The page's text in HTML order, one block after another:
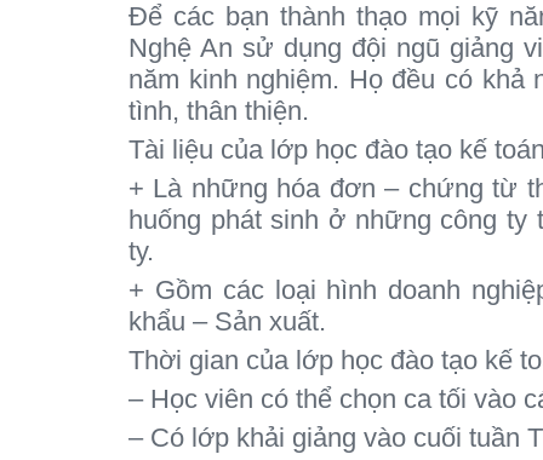
Để các bạn thành thạo mọi kỹ
Nghệ An sử dụng đội ngũ giảng
năm kinh nghiệm. Họ đều có khả
tình, thân thiện.
Tài liệu của lớp học đào tạo kế
+ Là những hóa đơn – chứng từ
huống phát sinh ở những công ty
ty.
+ Gồm các loại hình doanh
khẩu – Sản xuất.
Thời gian của lớp học đào tạo kế
– Học viên có thể chọn ca tối vào
– Có lớp khải giảng vào cuối tuần